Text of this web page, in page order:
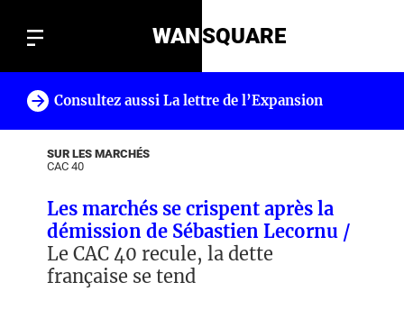
WANSQUARE
Consultez aussi La lettre de l’Expansion
SUR LES MARCHÉS
CAC 40
Les marchés se crispent après la
démission de Sébastien Lecornu /
Le CAC 40 recule, la dette
française se tend